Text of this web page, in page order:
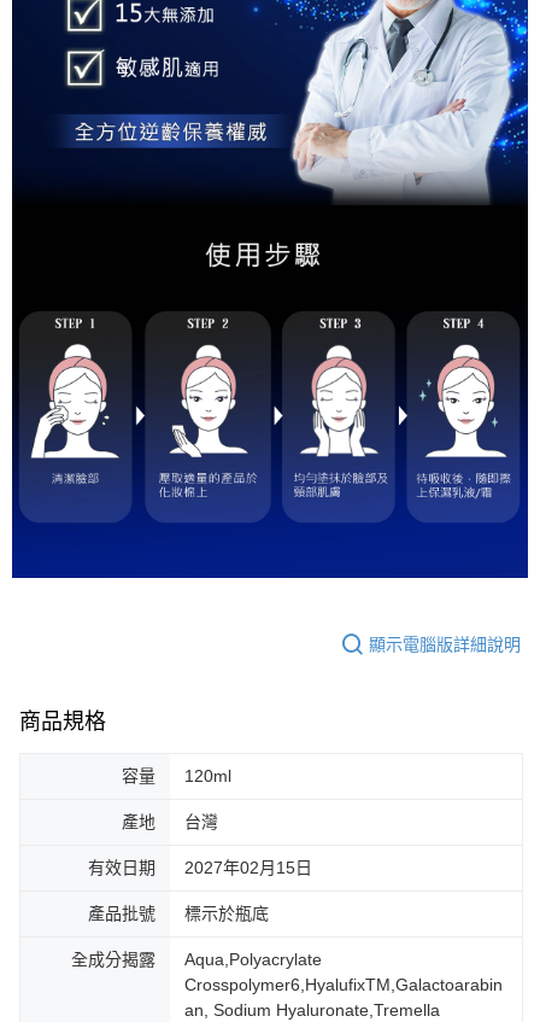
顯示電腦版詳細說明
商品規格
容量 120ml
產地 台灣
有效日期 2027年02月15日
產品批號 標示於瓶底
全成分揭露
Aqua,Polyacrylate
Crosspolymer6,HyalufixTM,Galactoarabin
an, Sodium Hyaluronate,Tremella